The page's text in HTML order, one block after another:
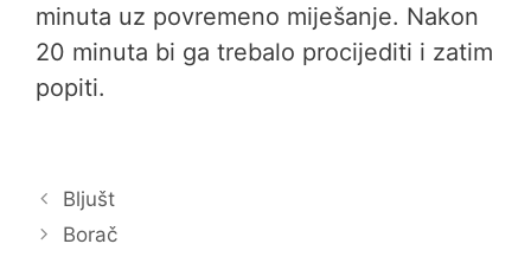
minuta uz povremeno miješanje. Nakon
20 minuta bi ga trebalo procijediti i zatim
popiti.
Bljušt
Borač